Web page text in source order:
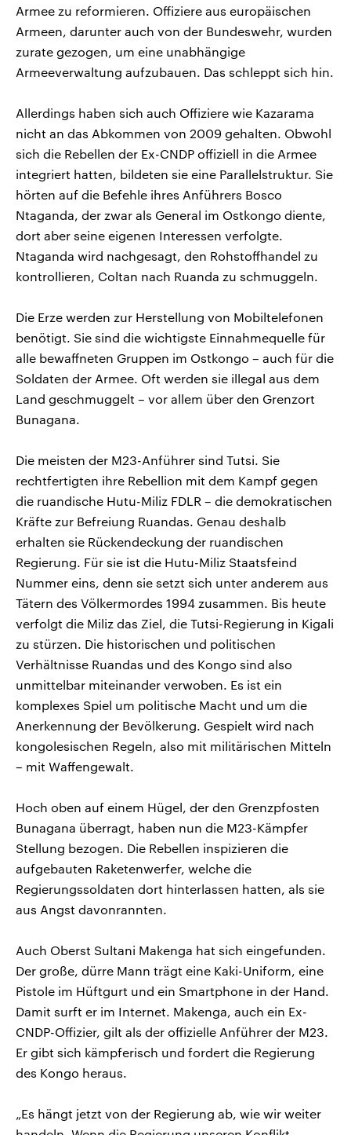
Armee zu reformieren. Offiziere aus europäischen
Armeen, darunter auch von der Bundeswehr, wurden
zurate gezogen, um eine unabhängige
Armeeverwaltung aufzubauen. Das schleppt sich hin.
Allerdings haben sich auch Offiziere wie Kazarama
nicht an das Abkommen von 2009 gehalten. Obwohl
sich die Rebellen der Ex-CNDP offiziell in die Armee
integriert hatten, bildeten sie eine Parallelstruktur. Sie
hörten auf die Befehle ihres Anführers Bosco
Ntaganda, der zwar als General im Ostkongo diente,
dort aber seine eigenen Interessen verfolgte.
Ntaganda wird nachgesagt, den Rohstoffhandel zu
kontrollieren, Coltan nach Ruanda zu schmuggeln.
Die Erze werden zur Herstellung von Mobiltelefonen
benötigt. Sie sind die wichtigste Einnahmequelle für
alle bewaffneten Gruppen im Ostkongo – auch für die
Soldaten der Armee. Oft werden sie illegal aus dem
Land geschmuggelt – vor allem über den Grenzort
Bunagana.
Die meisten der M23-Anführer sind Tutsi. Sie
rechtfertigten ihre Rebellion mit dem Kampf gegen
die ruandische Hutu-Miliz FDLR – die demokratischen
Kräfte zur Befreiung Ruandas. Genau deshalb
erhalten sie Rückendeckung der ruandischen
Regierung. Für sie ist die Hutu-Miliz Staatsfeind
Nummer eins, denn sie setzt sich unter anderem aus
Tätern des Völkermordes 1994 zusammen. Bis heute
verfolgt die Miliz das Ziel, die Tutsi-Regierung in Kigali
zu stürzen. Die historischen und politischen
Verhältnisse Ruandas und des Kongo sind also
unmittelbar miteinander verwoben. Es ist ein
komplexes Spiel um politische Macht und um die
Anerkennung der Bevölkerung. Gespielt wird nach
kongolesischen Regeln, also mit militärischen Mitteln
– mit Waffengewalt.
Hoch oben auf einem Hügel, der den Grenzpfosten
Bunagana überragt, haben nun die M23-Kämpfer
Stellung bezogen. Die Rebellen inspizieren die
aufgebauten Raketenwerfer, welche die
Regierungssoldaten dort hinterlassen hatten, als sie
aus Angst davonrannten.
Auch Oberst Sultani Makenga hat sich eingefunden.
Der große, dürre Mann trägt eine Kaki-Uniform, eine
Pistole im Hüftgurt und ein Smartphone in der Hand.
Damit surft er im Internet. Makenga, auch ein Ex-
CNDP-Offizier, gilt als der offizielle Anführer der M23.
Er gibt sich kämpferisch und fordert die Regierung
des Kongo heraus.
„Es hängt jetzt von der Regierung ab, wie wir weiter